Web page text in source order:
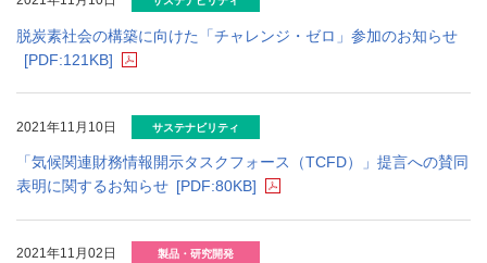
脱炭素社会の構築に向けた「チャレンジ・ゼロ」参加のお知らせ
[PDF:121KB]
2021年11月10日 サステナビリティ
「気候関連財務情報開示タスクフォース（TCFD）」提言への賛同
表明に関するお知らせ [PDF:80KB]
2021年11月02日 製品・研究開発